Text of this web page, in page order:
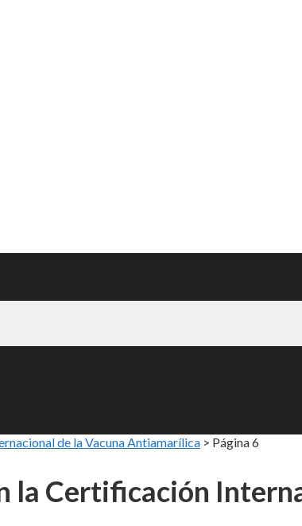
de la Vacuna Antiamarílica > Página 6
la Certificación